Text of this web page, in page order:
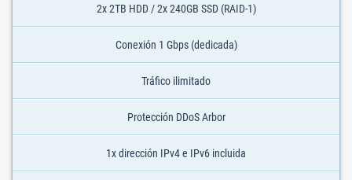
2x 2TB HDD / 2x 240GB SSD (RAID-1)
Conexión 1 Gbps (dedicada)
Tráfico ilimitado
Protección DDoS Arbor
1x dirección IPv4 e IPv6 incluida